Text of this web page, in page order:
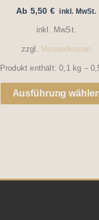
Ab 5,50 € inkl. MwSt.
inkl. MwSt.
zzgl. Versandkosten
Produkt enthält: 0,1 kg –
Ausführung